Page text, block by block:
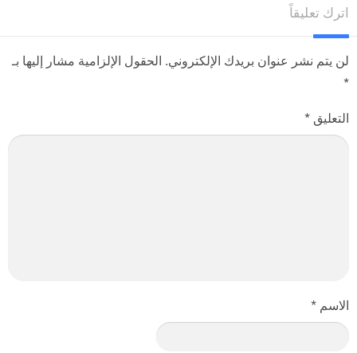
مميزات لعبة Sniper elite v2 للكمبيوتر مجانا
الهدف والمزيد. مضمون لتزويد اللاعبين بالمحاكاة الأكثر واقعية للرماية
العسكرية حتى الآن.
استخدم البيئة – يجب مراعاة أدنى التغييرات في البيئة للانتقال إلى الموضع
المثالي ومراقبة المحجر والتقاط الصورة والابتعاد دون أن يلاحظها أحد.
اترك تعليقاً
لن يتم نشر عنوان بريدك الإلكتروني. الحقول الإلزامية مشار إليها بـ
*
التعليق *
الاسم *